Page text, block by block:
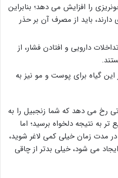
را افزایش می دهد؛ بنابراین
باید از مصرف آن بر حذر
دارویی و افتادن فشار، از
گیاه برای پوست و مو نیز به
رخ می دهد که شما زنجبیل را به
به نتیجه دلخواه برسید؛ اما
در مدت زمان خیلی کمی لاغر شوید،
می شود، خیلی بدتر از چاقی